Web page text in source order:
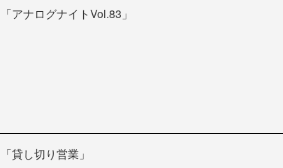
「アナログナイトVol.83」
「貸し切り営業」